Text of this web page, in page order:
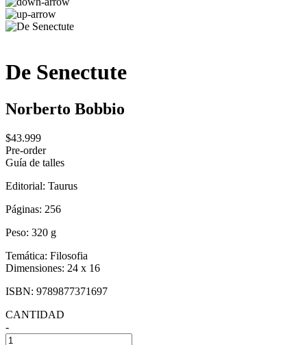
De Senectute
Norberto Bobbio
$43.999
Pre-order
Guía de talles
Editorial: Taurus
Páginas: 256
Peso: 320 g
Temática: Filosofia
Dimensiones: 24 x 16
ISBN: 9789877371697
CANTIDAD
-